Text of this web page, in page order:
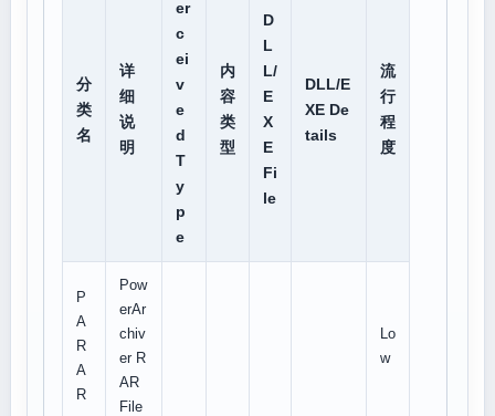
分
类
名
详
细
说
明
er
c
ei
v
e
d
T
y
p
e
内
容
类
型
D
L
L/
E
X
E
Fi
le
DLL/E
XE De
tails
流
行
程
度
P
A
R
A
R
Pow
erAr
chiv
er R
AR
File
Lo
w